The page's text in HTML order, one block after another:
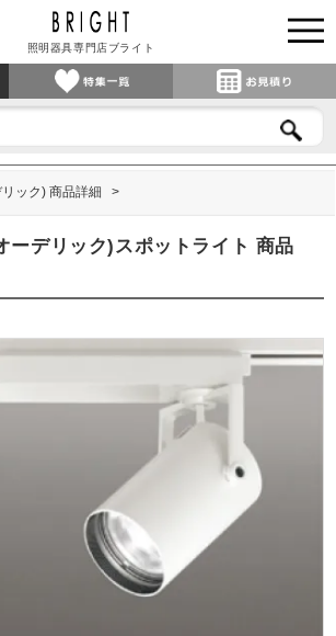
照明器具専門店ブライト
ック) 商品詳細
ーデリック)スポットライト 商品